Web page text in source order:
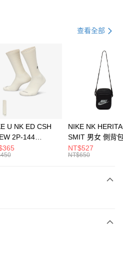
21家銀行
第一商業銀行
彰化商業銀行
付款。
付」後，將跳轉至「AFTEE先享後付」
通知簡訊。
上)免運費
上)免運費
查看全部
U NK ED CSH
2P-144
男女 短統襪
NIKE NK
SMIT 男女 側背
BA5871010
NT$527
NT$650